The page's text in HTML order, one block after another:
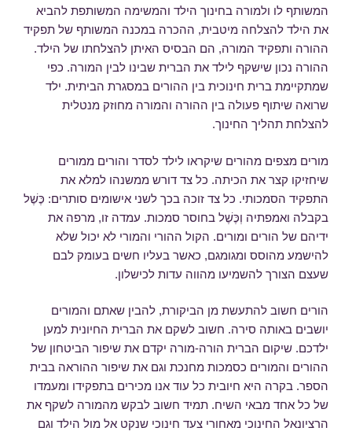
המשותף לו ולמורה בחינוך הילד והמשימה המשותפת להביא
את הילד להצלחה מיטבית, ההכרה במכנה המשותף של תפקיד
ההורה ותפקיד המורה, הם הבסיס האיתן להצלחתו של הילד.
ההורה נכון שישקף לילד את הברית שבינו לבין המורה. כפי
שמתקיימת ברית חינוכית בין ההורים במסגרת הביתית. ילד
שרואה שיתוף פעולה בין ההורה והמורה מחוזק מנטלית
להצלחת תהליך החינוך.
מורים מצפים מהורים שיקראו לילד לסדר והורים ממורים
שיחזיקו קצר את הכיתה. כל צד דורש ממשנהו למלא את
התפקיד הסמכותי. כל צד זוכה בכך לשני אישומים סותרים: כֶּשֶׁל
בקבלה ואמפתיה וְכֶּשֶׁל בחוסר סמכות. עמדה זו, מרפה את
ידיהם של הורים ומורים. הקול ההורי והמורי לא יכול שלא
להישמע מהוסס ומגומגם, כאשר בעליו חשים בעומק לבם
שעצם הצורך להשמיעו מהווה עדות לכישלון.
הורים חשוב להתעשת מן הביקורת, להבין שאתם והמורים
יושבים באותה סירה. חשוב לשקם את הברית החיונית למען
ילדכם. שיקום הברית הורה-מורה יקדם את שיפור הביטחון של
ההורים והמורים כסמכות מחנכת וגם את שיפור ההוראה בבית
הספר. בקרה היא חיובית כל עוד אנו מכירים בתפקידו ומעמדו
של כל אחד מבאי השיח. תמיד חשוב לבקש מהמורה לשקף את
הרציונאל החינוכי מאחורי צעד חינוכי שנקט אל מול הילד וגם